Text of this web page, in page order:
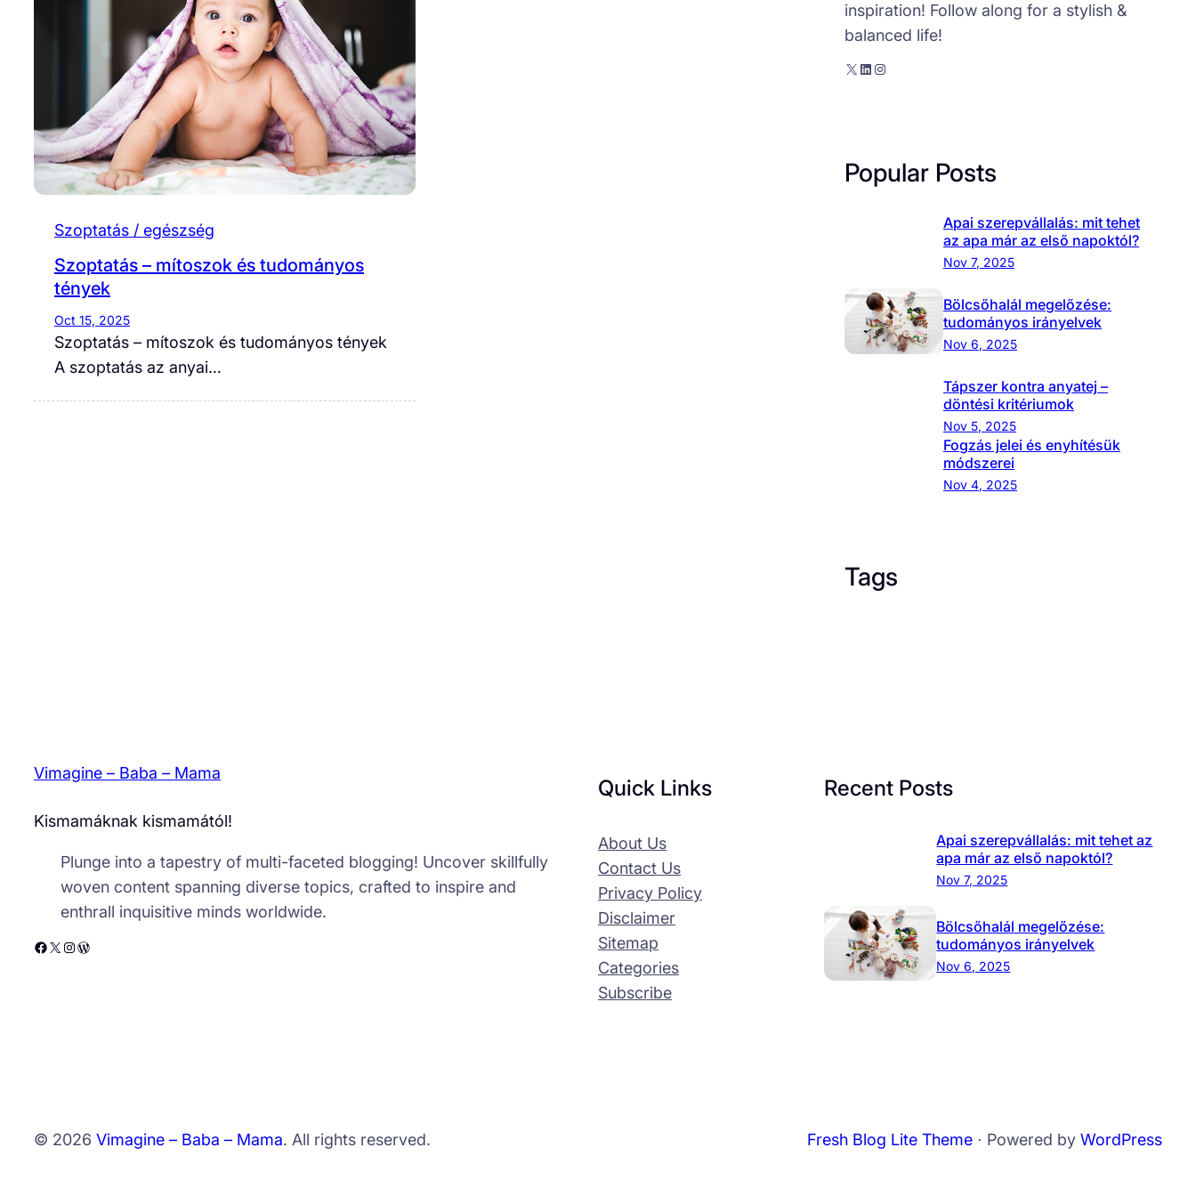
Szoptatás / egészség
Szoptatás – mítoszok és tudományos
tények
Oct 15, 2025
Szoptatás – mítoszok és tudományos tények
A szoptatás az anyai…
inspiration! Follow along for a stylish &
balanced life!
X LinkedIn Instagram
Popular Posts
Apai szerepvállalás: mit tehet
az apa már az első napoktól?
Nov 7, 2025
Bölcsőhalál megelőzése:
tudományos irányelvek
Nov 6, 2025
Tápszer kontra anyatej –
döntési kritériumok
Nov 5, 2025
Fogzás jelei és enyhítésük
módszerei
Nov 4, 2025
Tags
Vimagine – Baba – Mama
Kismamáknak kismamától!
Plunge into a tapestry of multi-faceted blogging! Uncover skillfully
woven content spanning diverse topics, crafted to inspire and
enthrall inquisitive minds worldwide.
Facebook X Instagram WordPress
Quick Links
About Us
Contact Us
Privacy Policy
Disclaimer
Sitemap
Categories
Subscribe
Recent Posts
Apai szerepvállalás: mit tehet az
apa már az első napoktól?
Nov 7, 2025
Bölcsőhalál megelőzése:
tudományos irányelvek
Nov 6, 2025
© 2026 Vimagine – Baba – Mama. All rights reserved. Fresh Blog Lite Theme ⋅ Powered byWordPress